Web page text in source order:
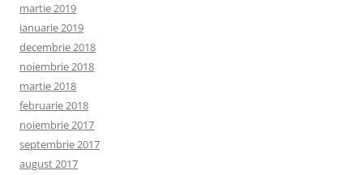
martie 2019
ianuarie 2019
decembrie 2018
noiembrie 2018
martie 2018
februarie 2018
noiembrie 2017
septembrie 2017
august 2017